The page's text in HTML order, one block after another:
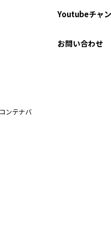
ンテナバ
Youtubeチャ
お問い合わせ